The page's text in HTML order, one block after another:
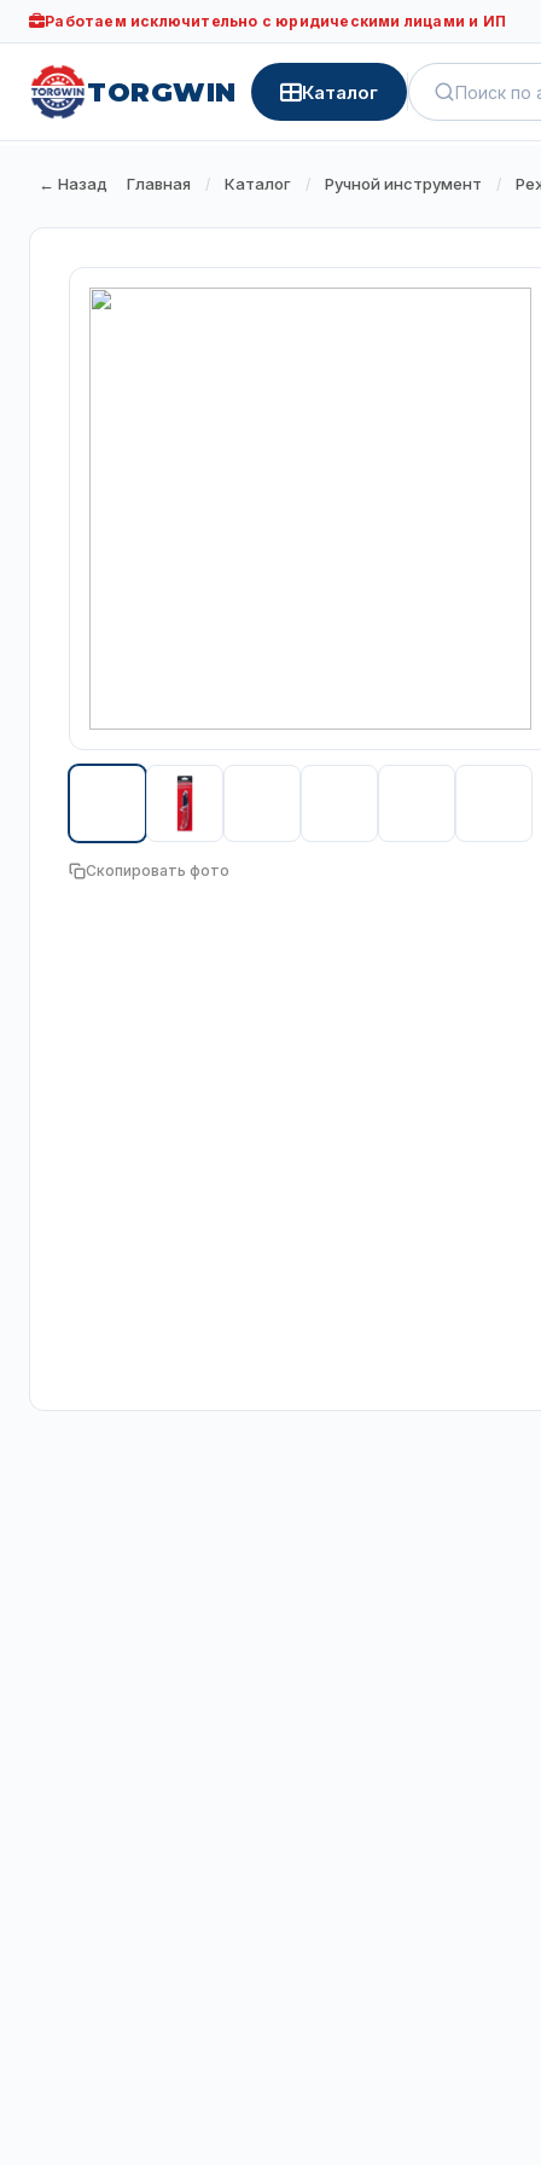
Работаем исключительно с юридическими лицами и ИП
TORGWIN Каталог
← Назад Главная / Каталог / Ручной инструмент /
Скопировать фото